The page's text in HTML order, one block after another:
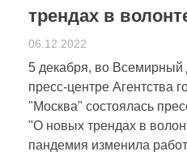
трендах в
06.12.2022
5 декабря, во Всемирный
пресс-центре Агентства
"Москва" состоялась
"О новых трендах в
пандемия изменила